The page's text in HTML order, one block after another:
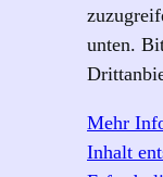
unten.
Mehr
Inhalt